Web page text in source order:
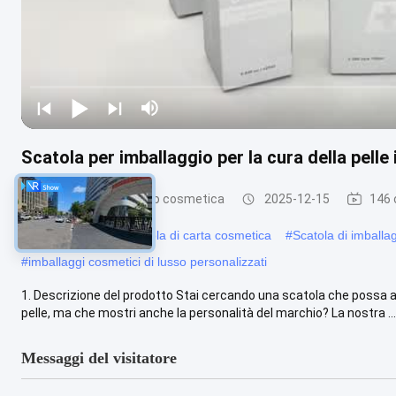
Scatola per imballaggio per la cura della
Scatola d'imballaggio cosmetica 2025-12-15 146
Imballaggio della scatola di carta cosmetica #Scatola di
#imballaggi cosmetici di lusso personalizzati
1. Descrizione del prodotto Stai cercando una scatola che
pelle, ma che mostri anche la personalità del marchio? La nostra ...
Messaggi del visitatore